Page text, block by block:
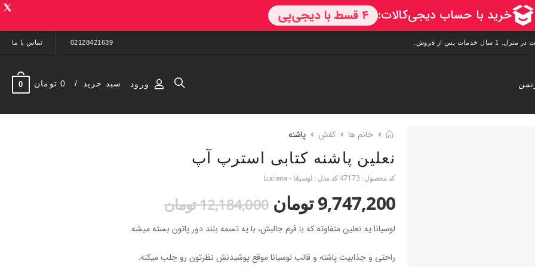
02128421639 تماس با ما
ورود سبد خرید 0 تومان 0
خانم ها کفش پاشنه
نعلین پاشنه کتابی استرپ‌ آپ
کد محصول : 47173کد مدل : لوسیانا - Luciana
9,747,200 تومان 12,184,000 تومان
لوسیانا یه نعلین متفاوته که با فرم جالبش، با یه تسمه بلند دور پاتون بسته میشه.
راحتی و جذابیت پاشنه و قالب لوسیانا موقع پوشیدنش نظرتون رو جلب میکنه.